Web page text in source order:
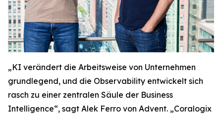
„KI verändert die Arbeitsweise von Unternehmen
grundlegend, und die Observability entwickelt sich
rasch zu einer zentralen Säule der Business
Intelligence“, sagt Alek Ferro von Advent. „Coralogix